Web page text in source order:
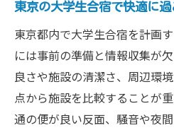
東京の大学生合宿で快適に
東京都内で大学生合宿を計画
には事前の準備と情報収集が
良さや施設の清潔さ、周辺環
点から施設を比較することが
通の便が良い反面、騒音や夜